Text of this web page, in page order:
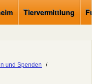
Tiervermittlung
und Spenden
/